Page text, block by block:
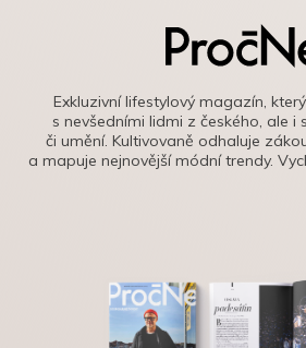
Exkluzivní lifestylový magazín,
s nevšedními lidmi z českého, ale i
či umění. Kultivovaně odhaluje
a mapuje nejnovější módní trendy.